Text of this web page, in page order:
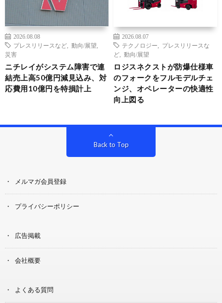
2026.08.08
プレスリリースなど
動向/展望
災害
ニチレイがシステム障害で連
結売上高50億円減見込み、対
応費用10億円を特損計上
2026.08.07
テクノロジー
プレスリリースな
ど
動向/展望
ロジスネクストが防爆仕様車
のフォークをフルモデルチェ
ンジ、オペレーターの快適性
向上図る
Back to Top
メルマガ会員登録
プライバシーポリシー
広告掲載
会社概要
よくある質問